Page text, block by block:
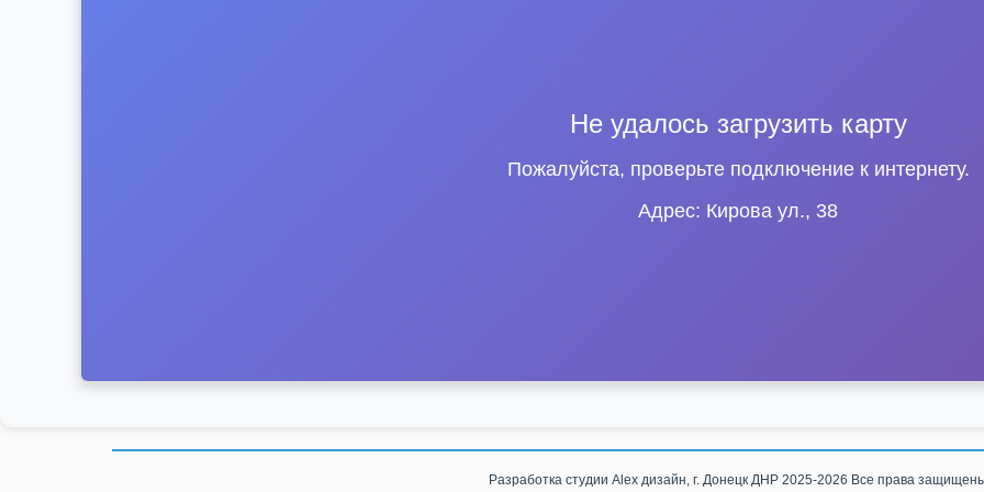
Не удалось загрузить карту
Пожалуйста, проверьте подключение к интернету.
Адрес: Кирова ул., 38
Разработка студии Alex дизайн, г. Донецк ДНР 2025-2026 Все права